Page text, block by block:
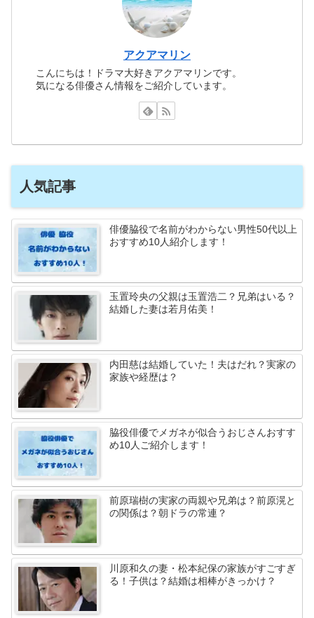
アクアマリン
こんにちは！ドラマ大好きアクアマリンです。
気になる俳優さん情報をご紹介しています。
人気記事
俳優脇役で名前がわからない男性50代以上
おすすめ10人紹介します！
玉置玲央の父親は玉置浩二？兄弟はいる？
結婚した妻は若月佑美！
内田慈は結婚していた！夫はだれ？実家の
家族や経歴は？
脇役俳優でメガネが似合うおじさんおすす
め10人ご紹介します！
前原瑞樹の実家の両親や兄弟は？前原滉と
の関係は？朝ドラの常連？
川原和久の妻・松本紀保の家族がすごすぎ
る！子供は？結婚は相棒がきっかけ？